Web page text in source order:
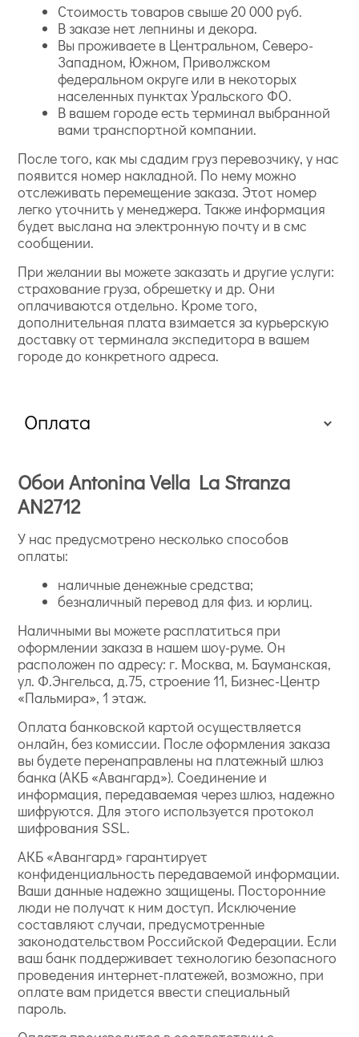
Стоимость товаров свыше 20 000 руб.
В заказе нет лепнины и декора.
Вы проживаете в Центральном, Северо-
Западном, Южном, Приволжском
федеральном округе или в некоторых
населенных пунктах Уральского ФО.
В вашем городе есть терминал выбранной
вами транспортной компании.
После того, как мы сдадим груз перевозчику, у нас
появится номер накладной. По нему можно
отслеживать перемещение заказа. Этот номер
легко уточнить у менеджера. Также информация
будет выслана на электронную почту и в смс
сообщении.
При желании вы можете заказать и другие услуги:
страхование груза, обрешетку и др. Они
оплачиваются отдельно. Кроме того,
дополнительная плата взимается за курьерскую
доставку от терминала экспедитора в вашем
городе до конкретного адреса.
Оплата
Обои Antonina Vella La Stranza
AN2712
У нас предусмотрено несколько способов
оплаты:
наличные денежные средства;
безналичный перевод для физ. и юрлиц.
Наличными вы можете расплатиться при
оформлении заказа в нашем шоу-руме. Он
расположен по адресу: г. Москва, м. Бауманская,
ул. Ф.Энгельса, д.75, строение 11, Бизнес-Центр
«Пальмира», 1 этаж.
Оплата банковской картой осуществляется
онлайн, без комиссии. После оформления заказа
вы будете перенаправлены на платежный шлюз
банка (АКБ «Авангард»). Соединение и
информация, передаваемая через шлюз, надежно
шифруются. Для этого используется протокол
шифрования SSL.
АКБ «Авангард» гарантирует
конфиденциальность передаваемой информации.
Ваши данные надежно защищены. Посторонние
люди не получат к ним доступ. Исключение
составляют случаи, предусмотренные
законодательством Российской Федерации. Если
ваш банк поддерживает технологию безопасного
проведения интернет-платежей, возможно, при
оплате вам придется ввести специальный
пароль.